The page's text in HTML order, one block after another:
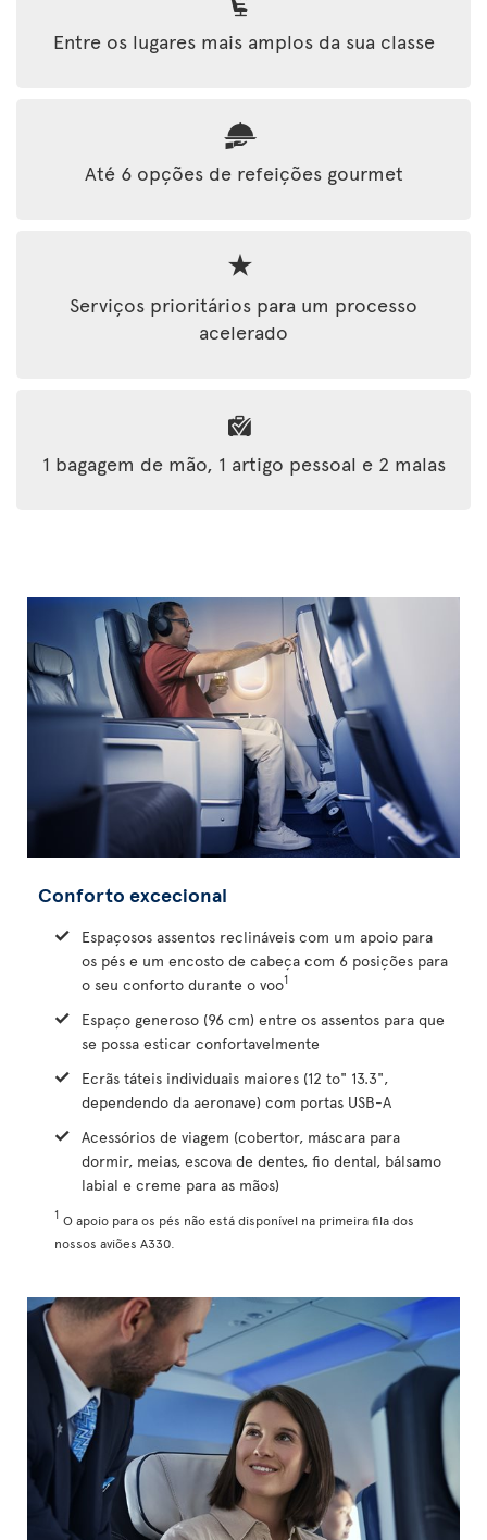
Entre os lugares mais amplos da sua classe
Até 6 opções de refeições gourmet
Serviços prioritários para um processo
acelerado
1 bagagem de mão, 1 artigo pessoal e 2 malas
Conforto excecional
Espaçosos assentos reclináveis com um apoio para
os pés e um encosto de cabeça com 6 posições para
o seu conforto durante o voo1
Espaço generoso (96 cm) entre os assentos para que
se possa esticar confortavelmente
Ecrãs táteis individuais maiores (12 to" 13.3",
dependendo da aeronave) com portas USB-A
Acessórios de viagem (cobertor, máscara para
dormir, meias, escova de dentes, fio dental, bálsamo
labial e creme para as mãos)
1 O apoio para os pés não está disponível na primeira fila dos
nossos aviões A330.